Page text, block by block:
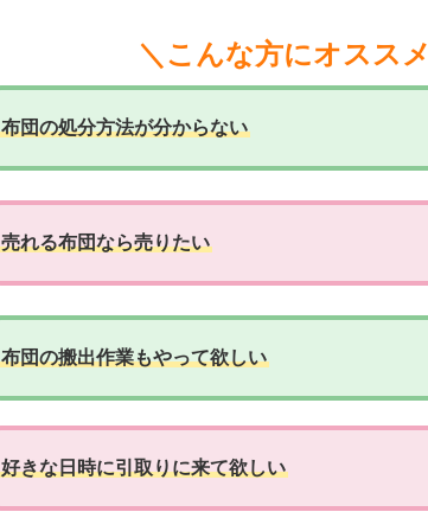
＼こんな方にオスス
布団の処分方法が分からない
売れる布団なら売りたい
布団の搬出作業もやって欲しい
好きな日時に引取りに来て欲しい